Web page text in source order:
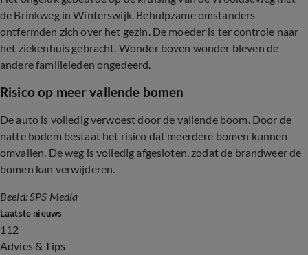
de Brinkweg in Winterswijk. Behulpzame omstanders
ontfermden zich over het gezin. De moeder is ter controle naar
het ziekenhuis gebracht. Wonder boven wonder bleven de
andere familieleden ongedeerd.
Risico op meer vallende bomen
De auto is volledig verwoest door de vallende boom. Door de
natte bodem bestaat het risico dat meerdere bomen kunnen
omvallen. De weg is volledig afgesloten, zodat de brandweer de
bomen kan verwijderen.
Beeld: SPS Media
Laatste nieuws
112
Advies & Tips